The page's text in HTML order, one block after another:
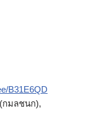
B31E6QD
(กมลชนก),